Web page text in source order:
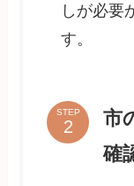
しが必要
す。
STEP
市
確